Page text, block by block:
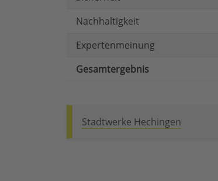
Nachhaltigkeit
Expertenmeinung
Gesamtergebnis
Stadtwerke Hechingen